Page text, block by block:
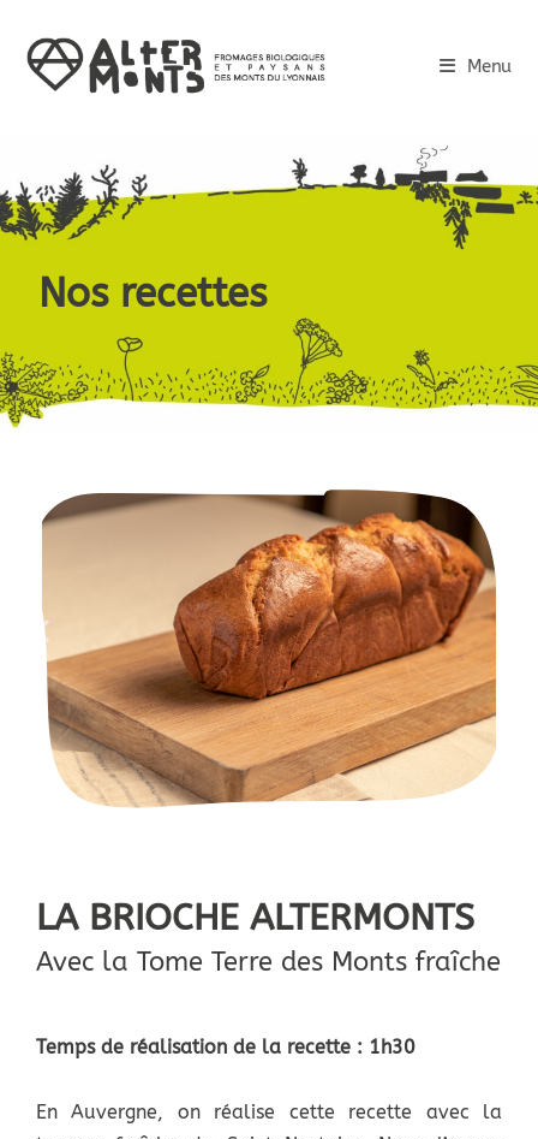
Menu
Nos recettes
LA BRIOCHE ALTERMONTS
Avec la Tome Terre des Monts fraîche
Temps de réalisation de la recette : 1h30
En Auvergne, on réalise cette recette avec la